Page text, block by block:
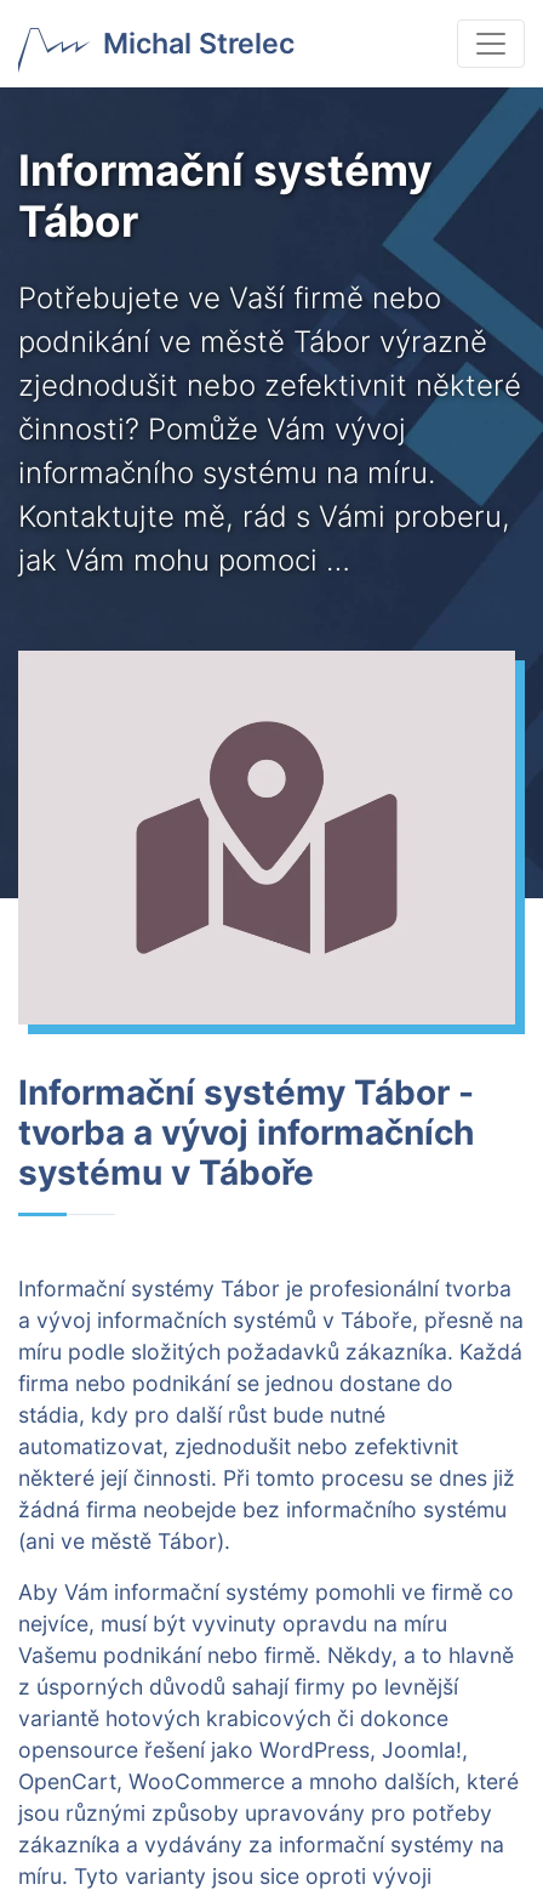
Michal Strelec
Informační systémy
Tábor
Potřebujete ve Vaší firmě nebo
podnikání ve městě Tábor výrazně
zjednodušit nebo zefektivnit některé
činnosti? Pomůže Vám vývoj
informačního systému na míru.
Kontaktujte mě, rád s Vámi proberu,
jak Vám mohu pomoci …
Informační systémy Tábor -
tvorba a vývoj informačních
systému v Táboře
Informační systémy Tábor je profesionální tvorba
a vývoj informačních systémů v Táboře, přesně na
míru podle složitých požadavků zákazníka. Každá
firma nebo podnikání se jednou dostane do
stádia, kdy pro další růst bude nutné
automatizovat, zjednodušit nebo zefektivnit
některé její činnosti. Při tomto procesu se dnes již
žádná firma neobejde bez informačního systému
(ani ve městě Tábor).
Aby Vám informační systémy pomohli ve firmě co
nejvíce, musí být vyvinuty opravdu na míru
Vašemu podnikání nebo firmě. Někdy, a to hlavně
z úsporných důvodů sahají firmy po levnější
variantě hotových krabicových či dokonce
opensource řešení jako WordPress, Joomla!,
OpenCart, WooCommerce a mnoho dalších, které
jsou různými způsoby upravovány pro potřeby
zákazníka a vydávány za informační systémy na
míru. Tyto varianty jsou sice oproti vývoji